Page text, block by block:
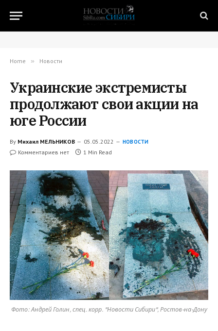
Home » Новости
Украинские экстремисты
продолжают свои акции на
юге России
By Михаил МЕЛЬНИКОВ 05.05.2022 НОВОСТИ
Комментариев нет 1 Min Read
Фото: Андрей Голин, спец. корр. "Новости Сибири", Ростов-на-Дону